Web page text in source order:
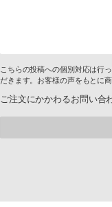
こちらの投稿への個別対応は行
だきます。お客様の声をもとに
ご注文にかかわるお問い合